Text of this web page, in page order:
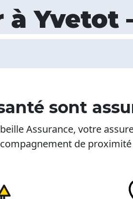
Yvetot
sont
Assurance, votre
de